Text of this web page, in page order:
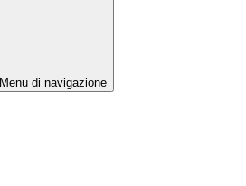
Menu di navigazione